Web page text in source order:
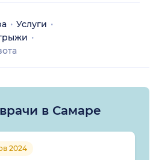
Услуги
в Самаре
2024